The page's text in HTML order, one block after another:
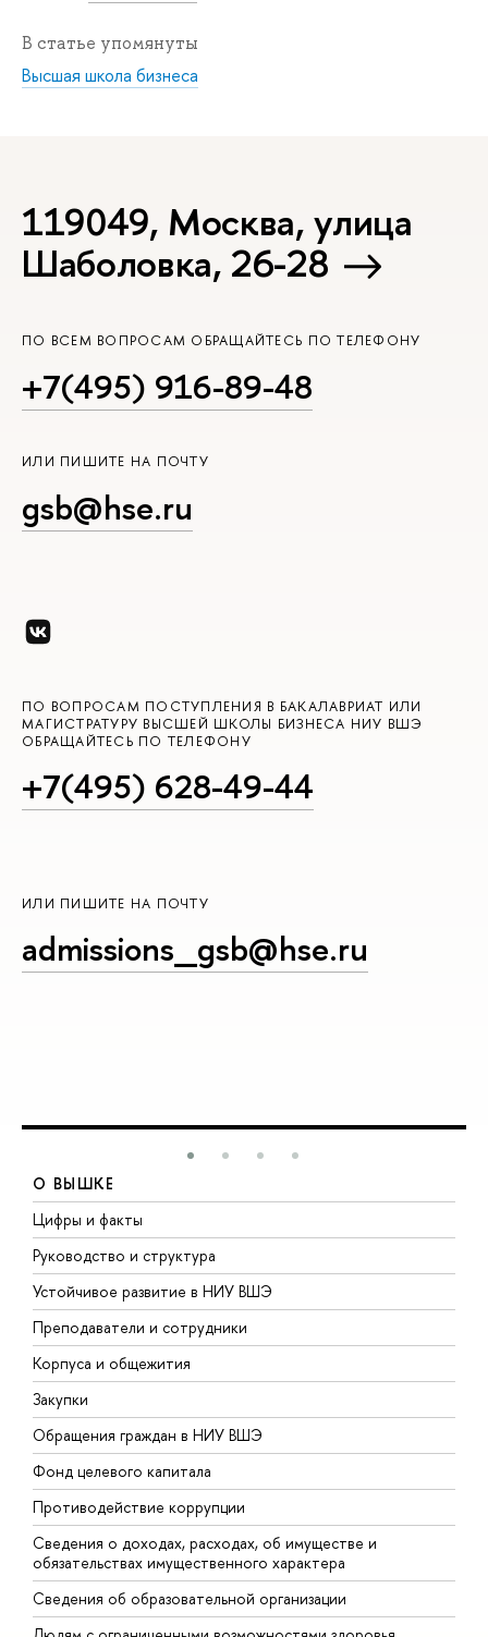
В статье упомянуты
Высшая школа бизнеса
119049, Москва, улица
Шаболовка, 26-28
ПО ВСЕМ ВОПРОСАМ ОБРАЩАЙТЕСЬ ПО ТЕЛЕФОНУ
+7(495) 916-89-48
ИЛИ ПИШИТЕ НА ПОЧТУ
gsb@hse.ru
ПО ВОПРОСАМ ПОСТУПЛЕНИЯ В БАКАЛАВРИАТ ИЛИ
МАГИСТРАТУРУ ВЫСШЕЙ ШКОЛЫ БИЗНЕСА НИУ ВШЭ
ОБРАЩАЙТЕСЬ ПО ТЕЛЕФОНУ
+7(495) 628-49-44
ИЛИ ПИШИТЕ НА ПОЧТУ
admissions_gsb@hse.ru
О ВЫШКЕ
Цифры и факты
Руководство и структура
Устойчивое развитие в НИУ ВШЭ
Преподаватели и сотрудники
Корпуса и общежития
Закупки
Обращения граждан в НИУ ВШЭ
Фонд целевого капитала
Противодействие коррупции
Сведения о доходах, расходах, об имуществе и
обязательствах имущественного характера
Сведения об образовательной организации